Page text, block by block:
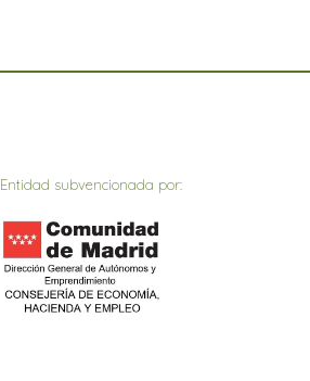
Entidad subvencionada por: